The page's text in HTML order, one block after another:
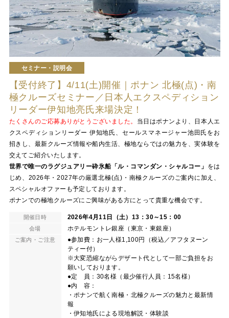
セミナー・説明会
【受付終了】4/11(土)開催｜ポナン 北極(点)・南
極クルーズセミナー／日本人エクスペディション
リーダー伊知地亮氏来場決定！
たくさんのご応募ありがとうございました。 当日はポナンより、日本人エ
クスペディションリーダー 伊知地氏、セールスマネージャー池田氏をお
招きし、最新クルーズ情報や船内生活、極地ならではの魅力を、実体験を
交えてご紹介いたします。
世界で唯一のラグジュアリー砕氷船「ル・コマンダン・シャルコー」 をは
じめ、2026年・2027年の厳選北極(点)・南極クルーズのご案内に加え、
スペシャルオファーも予定しております。
ポナンでの極地クルーズにご興味がある方にとって貴重な機会です。
開催日時 2026年4月11日（土）13：30～15：00
会場 ホテルモントレ銀座（東京・東銀座）
ご案内・ご注意
●参加費：お一人様1,100円（税込／アフタヌーン
ティー付）
※大変恐縮ながらデザート代として一部ご負担をお
願いしております。
●定 員：30名様（最少催行人員：15名様）
●内 容：
・ポナンで航く南極・北極クルーズの魅力と最新情
報
・伊知地氏による現地解説・体験談